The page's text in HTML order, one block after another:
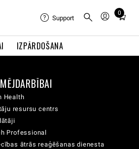
IZPĀRDOŠANA
Support
0
Total
in
Health
resursu centrs
Professional
ātrās reaģēšanas dienesta